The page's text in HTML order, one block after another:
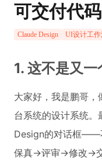
可交付代码
Claude Design UI设计工作
1. 这不是又
大家好，我是鹏哥
台系统的设计系统
Design的对话框——
保真→评审→修改→交